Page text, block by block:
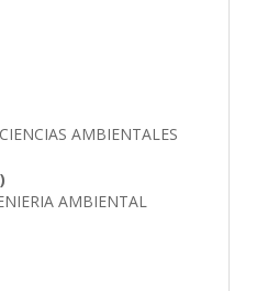
AMBIENTALES
AMBIENTAL